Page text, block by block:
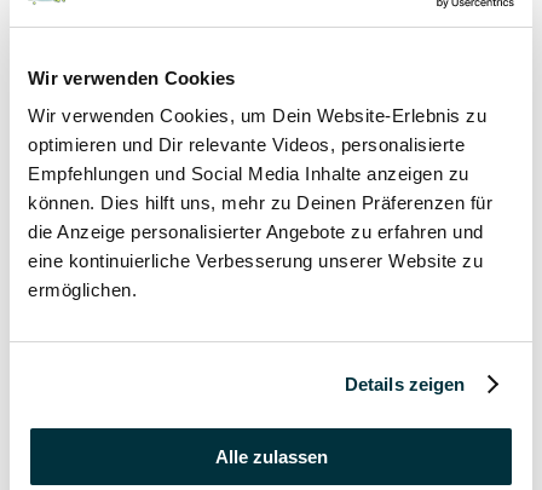
Wir verwenden Cookies
Wir verwenden Cookies, um Dein Website-Erlebnis zu
optimieren und Dir relevante Videos, personalisierte
Empfehlungen und Social Media Inhalte anzeigen zu
können. Dies hilft uns, mehr zu Deinen Präferenzen für
die Anzeige personalisierter Angebote zu erfahren und
eine kontinuierliche Verbesserung unserer Website zu
ermöglichen.
Details zeigen
Alle zulassen
22 August 2022
Hundefutter und Wasser im Urlaub: Worauf sollte
besonders geachtet werden?
Hunde
17 August 2022
Was dürfen Katzen nicht essen?
Katzen
Vitamin B für den Hund: Für was ist es wichtig?